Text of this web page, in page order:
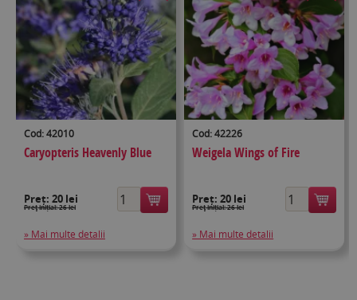
Cod: 42010
Caryopteris Heavenly Blue
Preț: 20 lei
Preţ inițial: 26 lei
» Mai multe detalii
Cod: 42226
Weigela Wings of Fire
Preț:20 lei
Preţ inițial: 26 lei
» Mai multe detalii